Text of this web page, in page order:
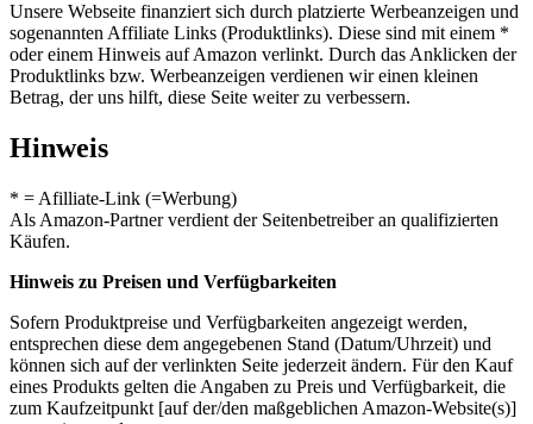
Unsere Webseite finanziert sich durch platzierte Werbeanzeigen und
sogenannten Affiliate Links (Produktlinks). Diese sind mit einem *
oder einem Hinweis auf Amazon verlinkt. Durch das Anklicken der
Produktlinks bzw. Werbeanzeigen verdienen wir einen kleinen
Betrag, der uns hilft, diese Seite weiter zu verbessern.
Hinweis
* = Afilliate-Link (=Werbung)
Als Amazon-Partner verdient der Seitenbetreiber an qualifizierten
Käufen.
Hinweis zu Preisen und Verfügbarkeiten
Sofern Produktpreise und Verfügbarkeiten angezeigt werden,
entsprechen diese dem angegebenen Stand (Datum/Uhrzeit) und
können sich auf der verlinkten Seite jederzeit ändern. Für den Kauf
eines Produkts gelten die Angaben zu Preis und Verfügbarkeit, die
zum Kaufzeitpunkt [auf der/den maßgeblichen Amazon-Website(s)]